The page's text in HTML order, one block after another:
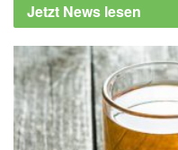
Jetzt News lesen